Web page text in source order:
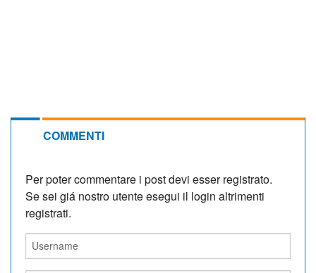
COMMENTI
Per poter commentare i post devi esser registrato.
Se sei giá nostro utente esegui il login altrimenti
registrati.